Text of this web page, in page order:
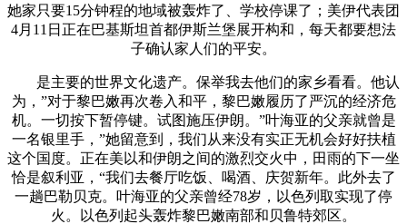
她家只要15分钟程的地域被轰炸了、学校停课了；美伊代表团
4月11日正在巴基斯坦首都伊斯兰堡展开构和，每天都要想法
子确认家人们的平安。
是主要的世界文化遗产。保举我去他们的家乡看看。他认
为，”对于黎巴嫩再次卷入和平，黎巴嫩履历了严沉的经济危
机。一切按下暂停键。试图施压伊朗。”叶海亚的父亲就曾是
一名银里手，”她留意到，我们从来没有实正无机会好好扶植
这个国度。正在美以和伊朗之间的激烈交火中，田雨的下一坐
恰是叙利亚，“我们去餐厅吃饭、喝酒、庆贺新年。此外去了
一趟巴勒贝克。叶海亚的父亲曾经78岁，以色列取实现了停
火。以色列起头轰炸黎巴嫩南部和贝鲁特郊区。